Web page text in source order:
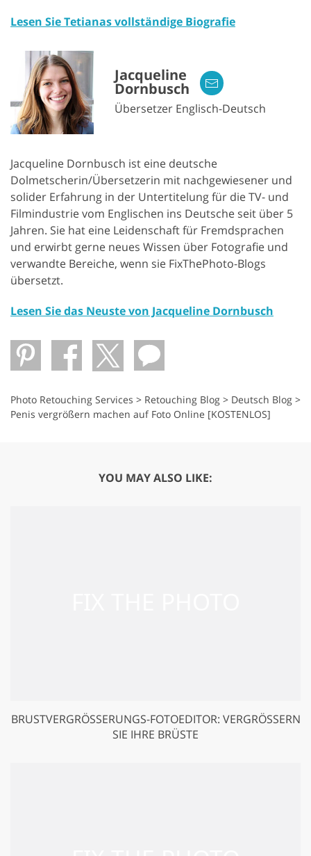
Lesen Sie Tetianas vollständige Biografie
Jacqueline
Dornbusch
Übersetzer Englisch-Deutsch
Jacqueline Dornbusch ist eine deutsche
Dolmetscherin/Übersetzerin mit nachgewiesener und
solider Erfahrung in der Untertitelung für die TV- und
Filmindustrie vom Englischen ins Deutsche seit über 5
Jahren. Sie hat eine Leidenschaft für Fremdsprachen
und erwirbt gerne neues Wissen über Fotografie und
verwandte Bereiche, wenn sie FixThePhoto-Blogs
übersetzt.
Lesen Sie das Neuste von Jacqueline Dornbusch
Photo Retouching Services > Retouching Blog > Deutsch Blog >
Penis vergrößern machen auf Foto Online [KOSTENLOS]
YOU MAY ALSO LIKE:
BRUSTVERGRÖSSERUNGS-FOTOEDITOR: VERGRÖSSERN SI
E IHRE BRÜSTE